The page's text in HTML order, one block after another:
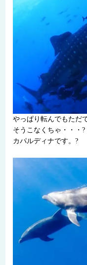
やっぱり転んでもただ
そうこなくちゃ・・・
カパルディナです。?